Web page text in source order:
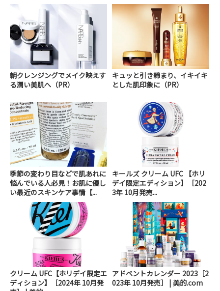
朝クレンジングでメイク映えす
る潤い美肌へ（PR）
キュッと引き締まり、イキイキ
とした肌印象に（PR）
季節の変わり目などで肌あれに
悩んでいる人必見！お肌に優し
い最近のスキンケア事情【...
キールズ クリーム UFC 【ホリ
デイ限定エディション】［202
3年 10月発売...
クリーム UFC【ホリデイ限定エ
ディション】［2024年 10月発
アドベントカレンダー 2023［2
023年 10月発売］ | 美的.com